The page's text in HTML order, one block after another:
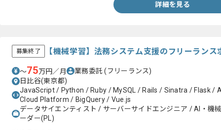
詳細を見る
募集終了 【機械学習】法務システム支援のフリーランス
〜75万円／月 業務委託(フリーランス)
日比谷(東京都)
JavaScript / Python / Ruby / MySQL / Rails / Sinatra / Flask /
Cloud Platform / BigQuery / Vue.js
データサイエンティスト / サーバーサイドエンジニア / AI・機
ーダー(PL)